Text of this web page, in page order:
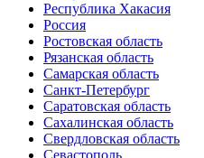
Республика Хакасия
Россия
Ростовская область
Рязанская область
Самарская область
Санкт-Петербург
Саратовская область
Сахалинская область
Свердловская область
Севастополь